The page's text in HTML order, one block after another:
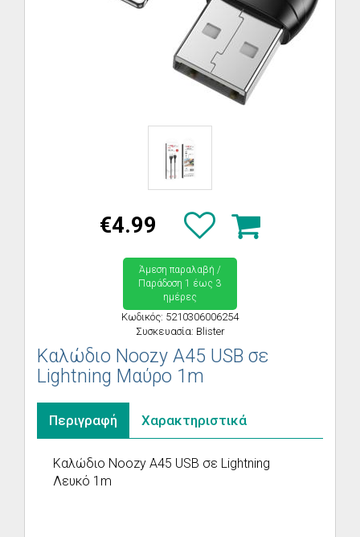
€4.99
Άμεση παραλαβή /
Παράδoση 1 έως 3
ημέρες
Κωδικός: 5210306006254
Συσκευασία: Blister
Καλώδιο Noozy A45 USB σε
Lightning Μαύρο 1m
Περιγραφή Χαρακτηριστικά
Καλώδιο Noozy A45 USB σε Lightning
Λευκό 1m